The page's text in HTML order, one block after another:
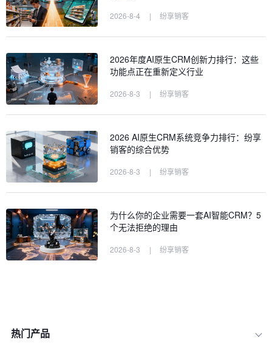
2026-8-4 | 纷享销客
2026年度AI原生CRM创新力排行：这些
功能点正在重新定义行业
2026-8-3 | 纷享销客
2026 AI原生CRM系统竞争力排行：纷享
销客的综合优势
2026-8-3 | 纷享销客
为什么你的企业需要一套AI智能CRM？5
个无法拒绝的理由
2026-8-3 | 纷享销客
热门产品